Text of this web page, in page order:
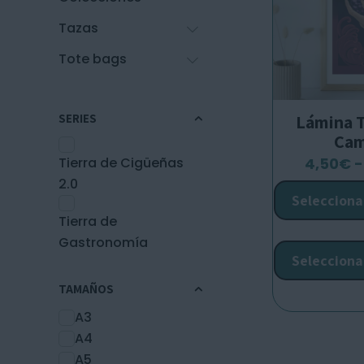
Tazas
Tote bags
SERIES
Tierra de Cigüeñas
2.0
Tierra de
Gastronomía
TAMAÑOS
A3
A4
A5
Lámina
4,50€ -